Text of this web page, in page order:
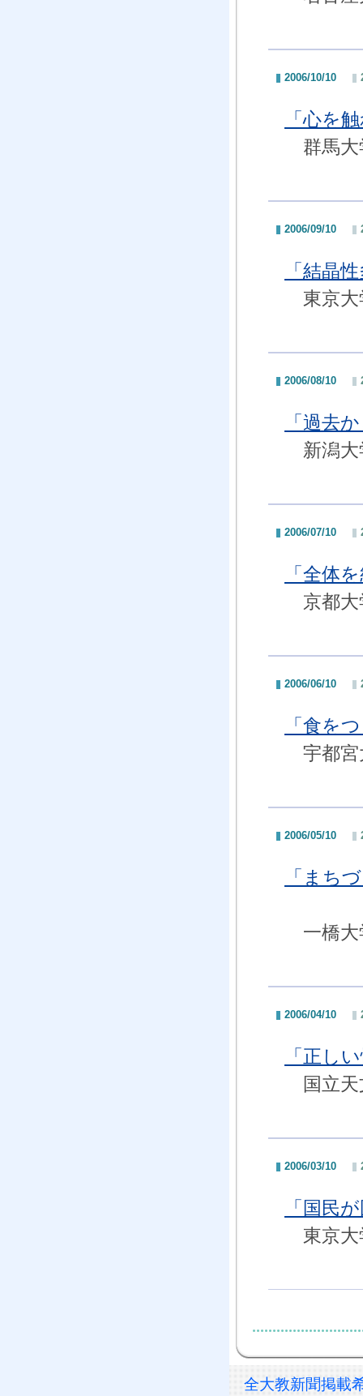
2006/10/10
「心を
群馬大
2006/09/10
「結晶
東京大
2006/08/10
「過去
新潟大
2006/07/10
「全体
京都大
2006/06/10
「食を
宇都宮
2006/05/10
「まち
一橋大
2006/04/10
「正し
国立天
2006/03/10
「国民
東京大
全大教新聞掲載